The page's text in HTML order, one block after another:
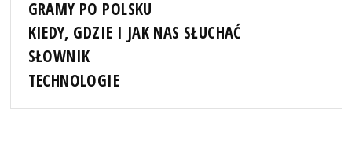
GRAMY PO POLSKU
KIEDY, GDZIE I JAK NAS SŁUCHAĆ
SŁOWNIK
TECHNOLOGIE